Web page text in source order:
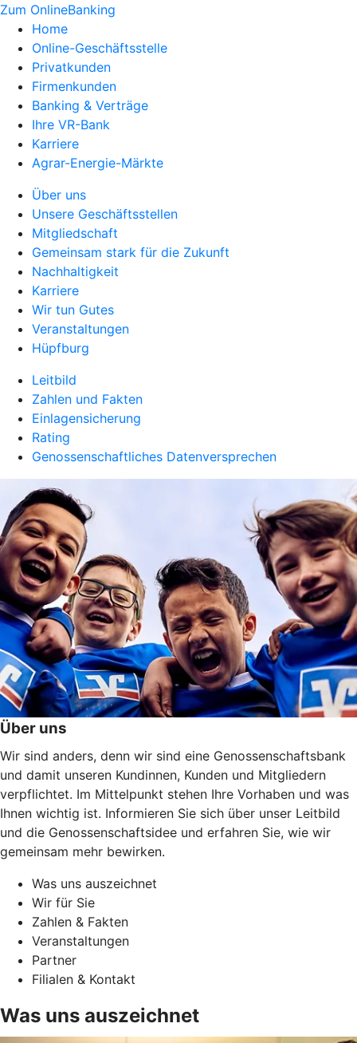
Zum OnlineBanking
Home
Online-Geschäftsstelle
Privatkunden
Firmenkunden
Banking & Verträge
Ihre VR-Bank
Karriere
Agrar-Energie-Märkte
Über uns
Unsere Geschäftsstellen
Mitgliedschaft
Gemeinsam stark für die Zukunft
Nachhaltigkeit
Karriere
Wir tun Gutes
Veranstaltungen
Hüpfburg
Leitbild
Zahlen und Fakten
Einlagensicherung
Rating
Genossenschaftliches Datenversprechen
Über uns
Wir sind anders, denn wir sind eine Genossenschaftsbank
und damit unseren Kundinnen, Kunden und Mitgliedern
verpflichtet. Im Mittelpunkt stehen Ihre Vorhaben und was
Ihnen wichtig ist. Informieren Sie sich über unser Leitbild
und die Genossenschaftsidee und erfahren Sie, wie wir
gemeinsam mehr bewirken.
Was uns auszeichnet
Wir für Sie
Zahlen & Fakten
Veranstaltungen
Partner
Filialen & Kontakt
Was uns auszeichnet